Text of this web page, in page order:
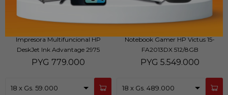
Impresora Multifuncional HP
DeskJet Ink Advantage 2975
PYG 779.000
Notebook Gamer HP Victus 15-
FA2013DX 512/8GB
PYG 5.549.000